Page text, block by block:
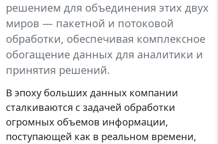
решением для объединения этих двух
миров — пакетной и потоковой
обработки, обеспечивая комплексное
обогащение данных для аналитики и
принятия решений.
В эпоху больших данных компании
сталкиваются с задачей обработки
огромных объемов информации,
поступающей как в реальном времени,